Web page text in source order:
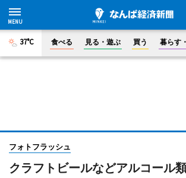
37°C 食べる 見る・遊ぶ 買う 暮らす
フォトフラッシュ
クラフトビールなどアルコール